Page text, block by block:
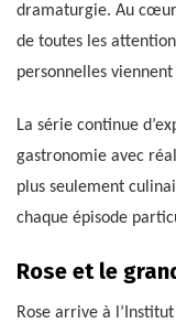
dramaturgie. Au cœur
de toutes les
personnelles
La série continue
gastronomie avec
plus seulement
chaque épisode
Rose et le
Rose arrive à